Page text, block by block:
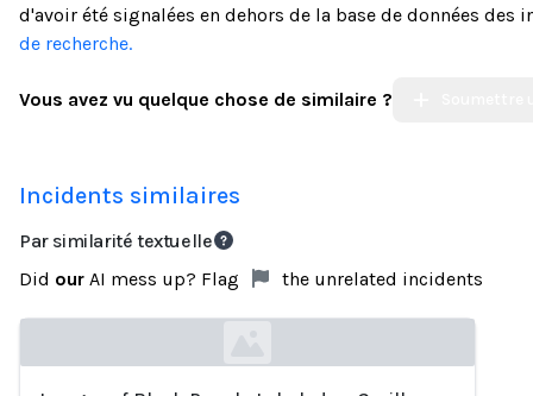
d'avoir été signalées en dehors de la base de données des
de recherche.
Vous avez vu quelque chose de similaire ?
Incidents similaires
Par similarité textuelle
Did our AI mess up? Flag the unrelated incidents